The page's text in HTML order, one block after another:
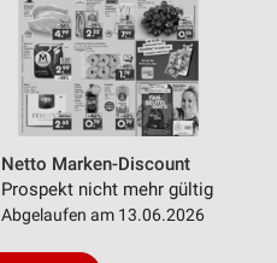
Netto Marken-Discount
Prospekt nicht mehr gültig
Abgelaufen am 13.06.2026